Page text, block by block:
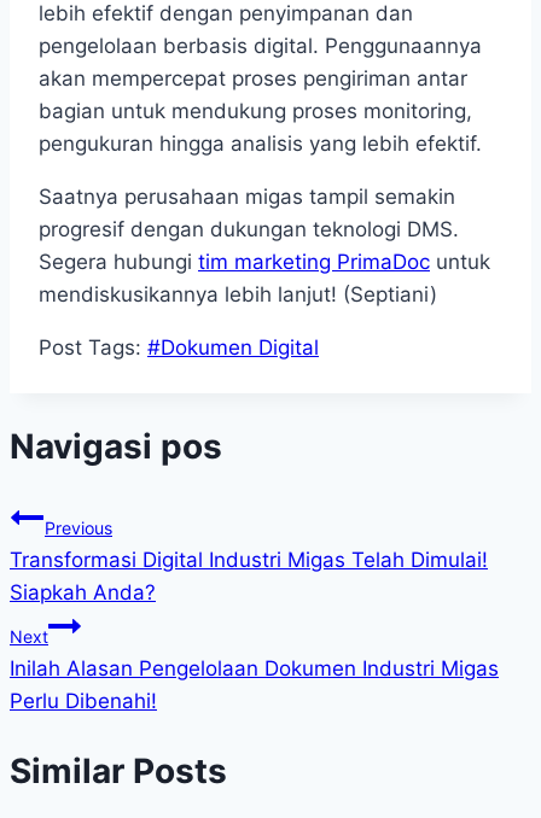
lebih efektif dengan penyimpanan dan
pengelolaan berbasis digital. Penggunaannya
akan mempercepat proses pengiriman antar
bagian untuk mendukung proses monitoring,
pengukuran hingga analisis yang lebih efektif.
Saatnya perusahaan migas tampil semakin
progresif dengan dukungan teknologi DMS.
Segera hubungi tim marketing PrimaDoc untuk
mendiskusikannya lebih lanjut! (Septiani)
Post Tags: #Dokumen Digital
Navigasi pos
Previous
Transformasi Digital Industri Migas Telah Dimulai!
Siapkah Anda?
Next
Inilah Alasan Pengelolaan Dokumen Industri Migas
Perlu Dibenahi!
Similar Posts